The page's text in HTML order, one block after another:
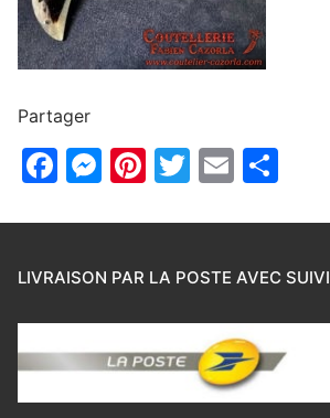
Partager
Facebook
Messenger
Pinterest
Twitter
Email
LIVRAISON PAR LA POSTE AVEC SUIVI